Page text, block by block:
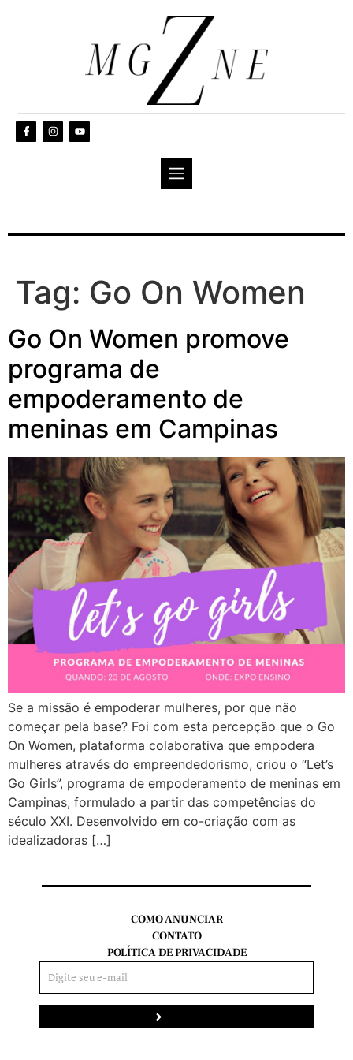
Tag: Go On Women
Go On Women promove
programa de
empoderamento de
meninas em Campinas
Se a missão é empoderar mulheres, por que não
começar pela base? Foi com esta percepção que o Go
On Women, plataforma colaborativa que empodera
mulheres através do empreendedorismo, criou o “Let’s
Go Girls”, programa de empoderamento de meninas em
Campinas, formulado a partir das competências do
século XXI. Desenvolvido em co-criação com as
idealizadoras […]
COMO ANUNCIAR
CONTATO
POLÍTICA DE PRIVACIDADE